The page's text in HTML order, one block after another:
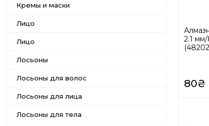
Кремы и маски
Лицо
Лицо
Лосьоны
Лосьоны для волос
Лосьоны для лица
Лосьоны для тела
2.1
80₴